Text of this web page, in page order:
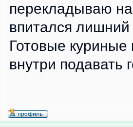
перекладываю
впитался
Готовые
внутри подавать